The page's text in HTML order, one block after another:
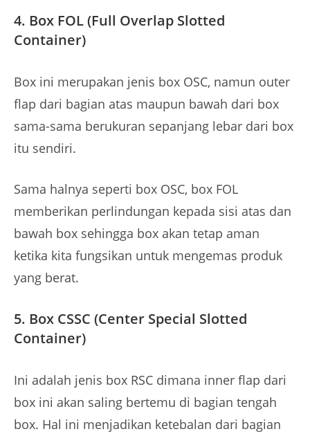
4. Box FOL (Full Overlap Slotted
Container)
Box ini merupakan jenis box OSC, namun outer
flap dari bagian atas maupun bawah dari box
sama-sama berukuran sepanjang lebar dari box
itu sendiri.
Sama halnya seperti box OSC, box FOL
memberikan perlindungan kepada sisi atas dan
bawah box sehingga box akan tetap aman
ketika kita fungsikan untuk mengemas produk
yang berat.
5. Box CSSC (Center Special Slotted
Container)
Ini adalah jenis box RSC dimana inner flap dari
box ini akan saling bertemu di bagian tengah
box. Hal ini menjadikan ketebalan dari bagian